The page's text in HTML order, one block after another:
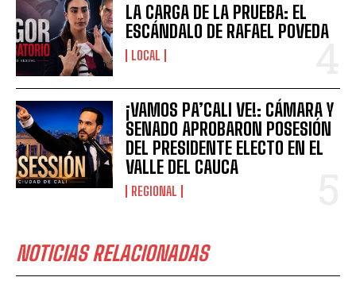
LA CARGA DE LA PRUEBA: EL
ESCÁNDALO DE RAFAEL POVEDA
LOCAL
¡VAMOS PA’CALI VE!: CÁMARA Y
SENADO APROBARON POSESIÓN
DEL PRESIDENTE ELECTO EN EL
VALLE DEL CAUCA
REGIONAL
NOTICIAS RELACIONADAS